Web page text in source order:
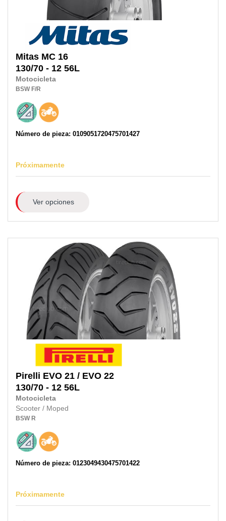
Mitas MC 16
130/70 - 12 56L
Motocicleta
BSW F/R
Número de pieza: 0109051720475701427
Próximamente
Ver opciones
Pirelli EVO 21 / EVO 22
130/70 - 12 56L
Motocicleta
Scooter / Moped
BSW R
Número de pieza: 0123049430475701422
Próximamente